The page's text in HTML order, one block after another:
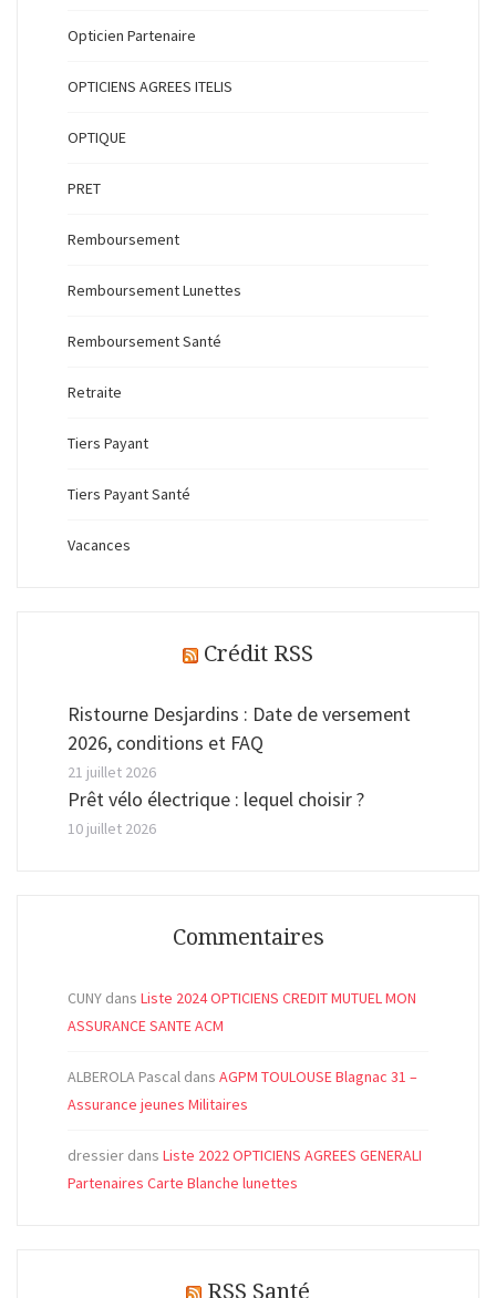
Opticien Partenaire
OPTICIENS AGREES ITELIS
OPTIQUE
PRET
Remboursement
Remboursement Lunettes
Remboursement Santé
Retraite
Tiers Payant
Tiers Payant Santé
Vacances
Crédit RSS
Ristourne Desjardins : Date de versement
2026, conditions et FAQ
21 juillet 2026
Prêt vélo électrique : lequel choisir ?
10 juillet 2026
Commentaires
CUNY dans Liste 2024 OPTICIENS CREDIT MUTUEL MON
ASSURANCE SANTE ACM
ALBEROLA Pascal dans AGPM TOULOUSE Blagnac 31 –
Assurance jeunes Militaires
dressier dans Liste 2022 OPTICIENS AGREES GENERALI
Partenaires Carte Blanche lunettes
RSS Santé